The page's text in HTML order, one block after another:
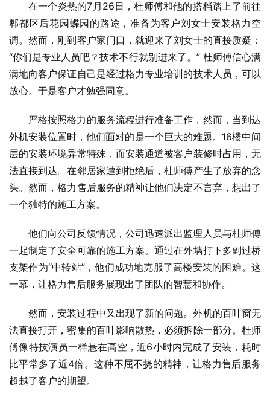
在一个炎热的7月26日，杜师傅和他的搭档踏上了前往
郫都区后花园蝶园的路途，准备为客户刘女士安装格力空
调。然而，刚到客户家门口，就迎来了刘女士的直接质疑：
“你们是专业人员吧？技术不行就别进来了。” 杜师傅信心满
满地向客户保证自己是经过格力专业培训的技术人员，可以
放心。于是客户才勉强同意。
严格按照格力的服务流程进行准备工作，然而，当到达
外机安装位置时，他们面对的是一个巨大的难题。16楼中间
层的安装环境异常特殊，而安装通道被客户装修时占用，无
法直接到达。在邻居家遭到拒绝后，杜师傅产生了放弃的念
头。然而，格力售后服务的精神让他们决定不言弃，想出了
一个独特的施工方案。
他们向公司反馈情况，公司迅速派出监理人员与杜师傅
一起制定了安全可靠的施工方案。通过在外墙打下多副过桥
支架作为“中转站”，他们成功地克服了高楼安装的困难。这
一幕，让格力售后服务展现出了团队的智慧和协作。
然而，安装过程中又出现了新的问题。外机的百叶窗无
法直接打开，密集的百叶影响散热，必须拆除一部分。杜师
傅像特技演员一样悬在高空，近6小时内完成了安装，耗时
比平常多了近4倍。这种不屈不挠的精神，让格力售后服务
超越了客户的期望。